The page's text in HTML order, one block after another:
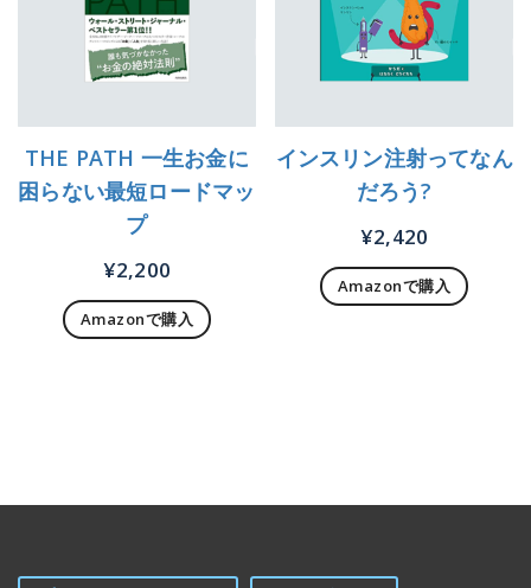
THE PATH 一生お金に
困らない最短ロードマッ
プ
¥2,200
Amazonで購入
インスリン注射ってなん
だろう?
¥2,420
Amazonで購入